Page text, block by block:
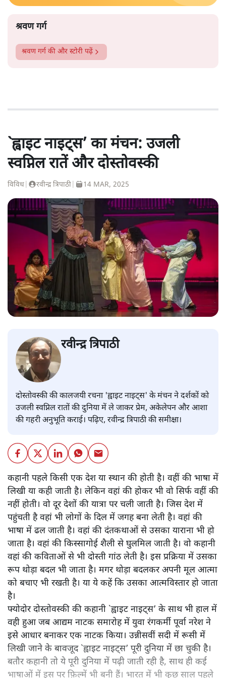
श्रवण गर्ग
श्रवण गर्ग की और स्टोरी पढ़ें
`ह्वाइट नाइट्स’ का मंचन: उजली
स्वप्निल रातें और दोस्तोवस्की
विविध रवीन्द्र त्रिपाठी 14 MAR, 2025
रवीन्द्र त्रिपाठी
दोस्तोवस्की की कालजयी रचना 'ह्वाइट नाइट्स' के मंचन ने दर्शकों को
उजली स्वप्निल रातों की दुनिया में ले जाकर प्रेम, अकेलेपन और आशा
की गहरी अनुभूति कराई। पढ़िए, रवीन्द्र त्रिपाठी की समीक्षा।
कहानी पहले किसी एक देश या स्थान की होती है। वहीं की भाषा में
लिखी या कही जाती है। लेकिन वहां की होकर भी वो सिर्फ वहीं की
नहीं होती। वो दूर देशों की यात्रा पर चली जाती है। जिस देश में
पहुंचती है वहां भी लोगों के दिल में जगह बना लेती है। वहां की
भाषा में ढल जाती है। वहां की दंतकथाओं से उसका याराना भी हो
जाता है। वहां की किस्सागोई शैली से घुलमिल जाती है। वो कहानी
वहां की कविताओं से भी दोस्ती गांठ लेती है। इस प्रक्रिया में उसका
रूप थोड़ा बदल भी जाता है। मगर थोड़ा बदलकर अपनी मूल आत्मा
को बचाए भी रखती है। या ये कहें कि उसका आत्मविस्तार हो जाता
है।
फ्योदोर दोस्तोवस्की की कहानी `ह्वाइट नाइट्स’ के साथ भी हाल में
वही हुआ जब आद्यम नाटक समारोह में युवा रंगकर्मी पूर्वा नरेश ने
इसे आधार बनाकर एक नाटक किया। उन्नीसवीं सदी में रूसी में
लिखी जाने के बावजूद `ह्वाइट नाइट्स’ पूरी दुनिया में छा चुकी है।
बतौर कहानी तो ये पूरी दुनिया में पढ़ी जाती रही है, साथ ही कई
भाषाओं में इस पर फ़िल्में भी बनी हैं। भारत में भी कुछ साल पहले